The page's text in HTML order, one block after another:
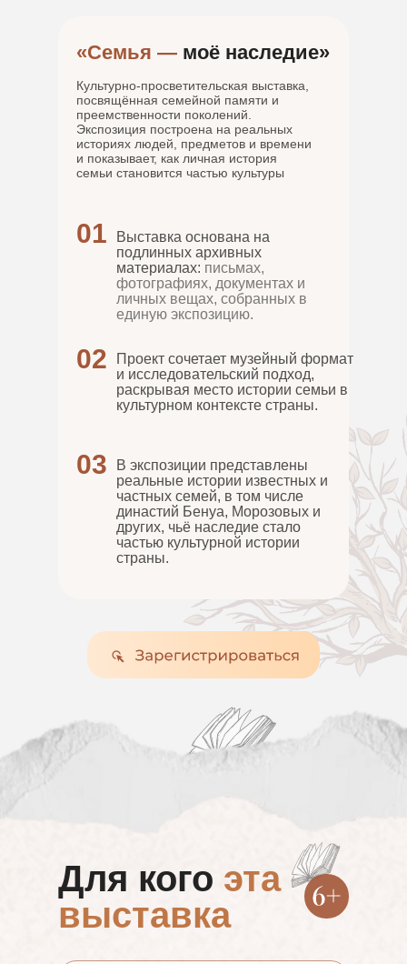
«Семья — моё наследие»
Культурно-просветительская выставка,
посвящённая семейной памяти и
преемственности поколений.
Экспозиция построена на реальных
историях людей, предметов и времени
и показывает, как личная история
семьи становится частью культуры
Выставка основана на
подлинных архивных
материалах: письмах,
фотографиях, документах и
личных вещах, собранных в
единую экспозицию.
01
Проект сочетает музейный формат
и исследовательский подход,
раскрывая место истории семьи в
культурном контексте страны.
02
В экспозиции представлены
реальные истории известных и
частных семей, в том числе
династий Бенуа, Морозовых и
других, чьё наследие стало
частью культурной истории
страны.
03
Для кого эта
выставка